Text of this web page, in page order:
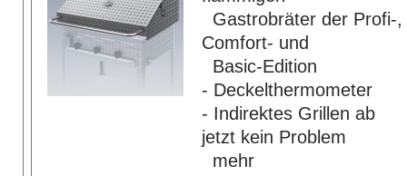
Gastrobräter der Profi-,
Comfort- und
Basic-Edition
- Deckelthermometer
- Indirektes Grillen ab
jetzt kein Problem
mehr